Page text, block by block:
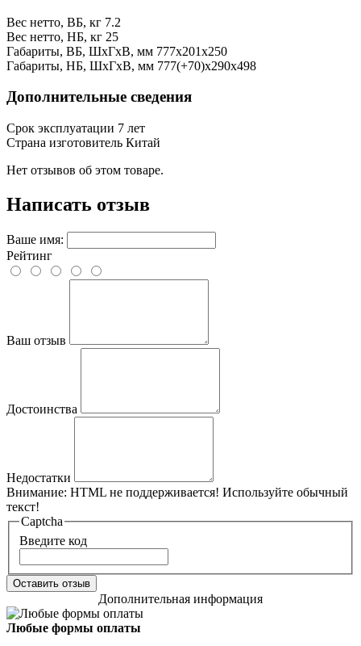
Вес нетто, ВБ, кг 7.2
Вес нетто, НБ, кг 25
Габариты, ВБ, ШхГхВ, мм 777х201х250
Габариты, НБ, ШхГхВ, мм 777(+70)х290х498
Дополнительные сведения
Срок эксплуатации 7 лет
Страна изготовитель Китай
Нет отзывов об этом товаре.
Написать отзыв
Ваше имя:
Рейтинг
Ваш отзыв
Достоинства
Недостатки
Внимание: HTML не поддерживается! Используйте обычный
текст!
Captcha
Введите код
Оставить отзыв
Дополнительная информация
Любые формы оплаты